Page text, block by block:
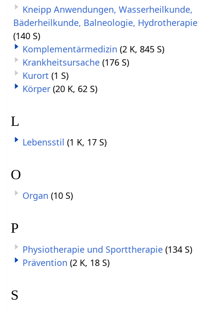
Kneipp Anwendungen, Wasserheilkunde,
Bäderheilkunde, Balneologie, Hydrotherapie
(140 S)
Komplementärmedizin (2 K, 845 S)
Krankheitsursache (176 S)
Kurort (1 S)
Körper (20 K, 62 S)
L
Lebensstil (1 K, 17 S)
O
Organ (10 S)
P
Physiotherapie und Sporttherapie (134 S)
Prävention (2 K, 18 S)
S